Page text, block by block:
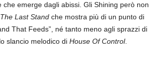
che emerge dagli abissi. Gli Shining però non
The Last Standche mostra più di un punto di
That Feeds”, né tanto meno agli sprazzi di
slancio melodico di House Of Control.